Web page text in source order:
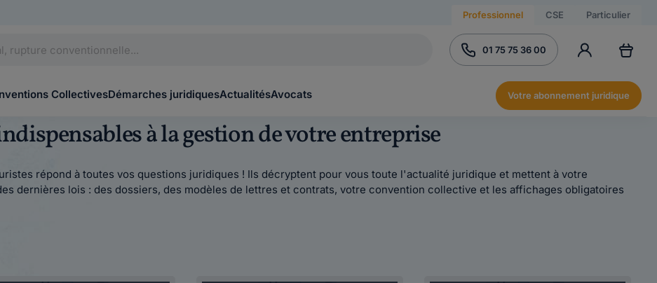
Professionnel CSE Particulier
01 75 75 36 00
CollectivesDémarches juridiquesActualitésAvocats Votre abonnement juridique
à la gestion de votre entreprise
répond à toutes vos questions juridiques ! Ils décryptent pour vous toute l'actualité juridique et mettent à votre
dernières lois : des dossiers, des modèles de lettres et contrats, votre convention collective et les affichages obligatoires